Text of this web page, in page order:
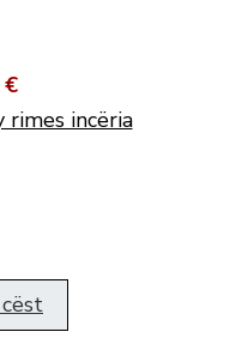
€
rimes incëria